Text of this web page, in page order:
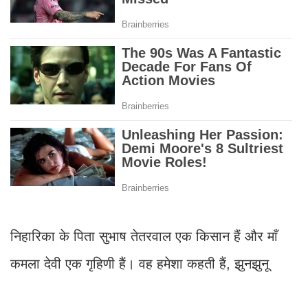
निहारिका के पिता सुभाष तेतरवाल एक किसान हैं और माँ
कमला देवी एक गृहिणी हैं। वह हमेशा कहती हैं, झुनझुनू